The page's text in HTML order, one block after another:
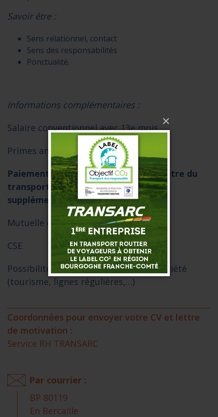
×
Savoir être :
Sens relationnel, contact
Sens des responsabilités
Ponctualité.
Informations complémentaires :
Salaire conventionnel avec 13e mois
Primes annuelles et trimestrielles.
Paiement des heures effectuées au titre du
transport occasionnel en heures
supplémentaires à +25%.
Mutuelle obligatoire
CSE
Possibilité d’évolution au sein de la société
(tourisme, lignes régulières,…)
Coordonnées pour envoyer votre CV et lettre
de motivation :
Service RH TRANSARC
Par courrier :
BP 80119
En Bercaille